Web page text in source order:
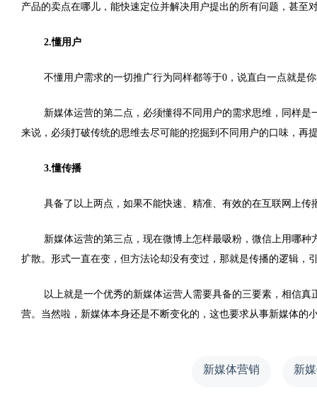
产品的卖点在哪儿，能快速定位并解决用户提出的所有问题，甚至
2.懂用户
不懂用户需求的一切推广行为同样都等于0，说直白一点就是
新媒体运营的第二点，必须懂得不同用户的需求思维，同样
来说，必须打破传统的思维去尽可能的挖掘到不同用户的口味，再
3.懂传播
具备了以上两点，如果不能快速、精准、有效的在互联网上传
新媒体运营的第三点，现在微博上怎样最吸粉，微信上用哪
扩散。形式一直在变，但方法论却没有变过，那就是传播的逻辑，
以上就是一个优秀的新媒体运营人需要具备的三要素，相信
营。当然啦，新媒体本身还是不断变化的，这也要求从事新媒体的
新媒体营销 新